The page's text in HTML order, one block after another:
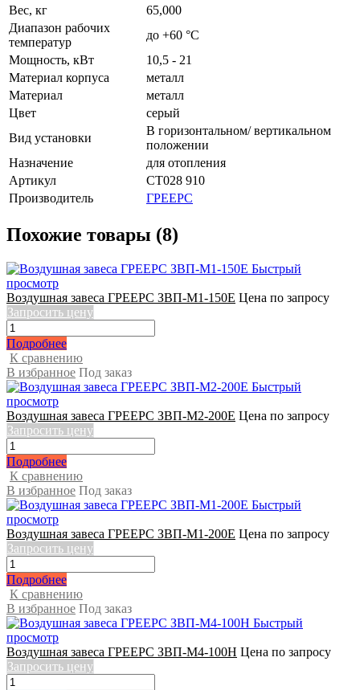
Вес, кг
65,000
Диапазон рабочих
температур
до +60 °C
Мощность, кВт
10,5 - 21
Материал корпуса
металл
Материал
металл
Цвет
серый
Вид установки
В горизонтальном/ вертикальном
положении
Назначение
для отопления
Артикул
СТ028 910
Производитель
ГРЕЕРС
Похожие товары (8)
Быстрый
просмотр
Воздушная завеса ГРЕЕРС ЗВП-М1-150Е Цена по запросу
Запросить цену
Подробнее
К сравнению
В избранное Под заказ
Быстрый
просмотр
Воздушная завеса ГРЕЕРС ЗВП-М2-200Е Цена по запросу
Запросить цену
Подробнее
К сравнению
В избранное Под заказ
Быстрый
просмотр
Воздушная завеса ГРЕЕРС ЗВП-М1-200Е Цена по запросу
Запросить цену
Подробнее
К сравнению
В избранное Под заказ
Быстрый
просмотр
Воздушная завеса ГРЕЕРС ЗВП-М4-100Н Цена по запросу
Запросить цену